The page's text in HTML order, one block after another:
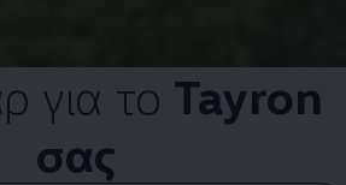
για το Tayron
σας